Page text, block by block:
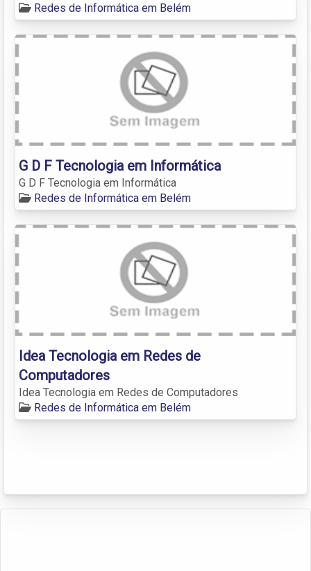
Redes de Informática em Belém
G D F Tecnologia em Informática
G D F Tecnologia em Informática
Redes de Informática em Belém
Idea Tecnologia em Redes de
Computadores
Idea Tecnologia em Redes de Computadores
Redes de Informática em Belém